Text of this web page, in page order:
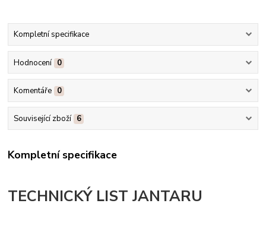
Kompletní specifikace
Hodnocení 0
Komentáře 0
Související zboží 6
Kompletní specifikace
TECHNICKÝ LIST JANTARU